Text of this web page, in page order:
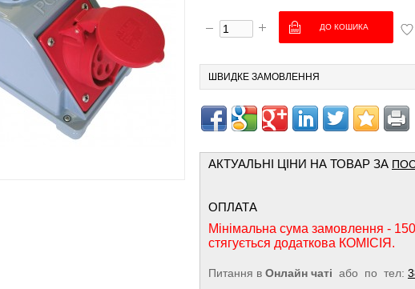
ШВИДКЕ ЗАМОВЛЕННЯ
АКТУАЛЬНІ ЦІНИ НА ТОВАР ЗА
ОПЛАТА
Мінімальна сума замовлення -
стягується додаткова КОМІСІЯ.
Питання в Онлайн чаті або по тел: